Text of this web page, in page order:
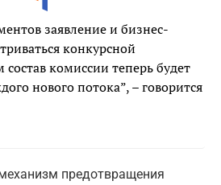
заявление и бизнес-
конкурсной
комиссии теперь будет
нового потока”, – говорится
предотвращения